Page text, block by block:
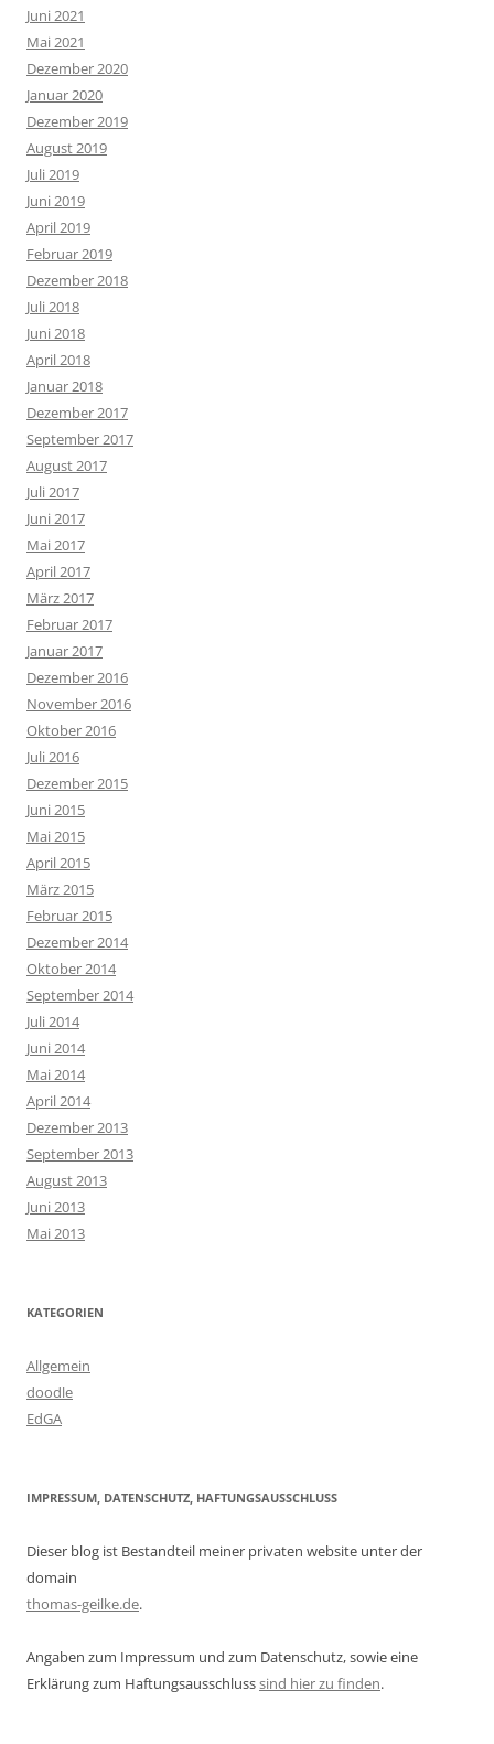
Juni 2021
Mai 2021
Dezember 2020
Januar 2020
Dezember 2019
August 2019
Juli 2019
Juni 2019
April 2019
Februar 2019
Dezember 2018
Juli 2018
Juni 2018
April 2018
Januar 2018
Dezember 2017
September 2017
August 2017
Juli 2017
Juni 2017
Mai 2017
April 2017
März 2017
Februar 2017
Januar 2017
Dezember 2016
November 2016
Oktober 2016
Juli 2016
Dezember 2015
Juni 2015
Mai 2015
April 2015
März 2015
Februar 2015
Dezember 2014
Oktober 2014
September 2014
Juli 2014
Juni 2014
Mai 2014
April 2014
Dezember 2013
September 2013
August 2013
Juni 2013
Mai 2013
KATEGORIEN
Allgemein
doodle
EdGA
IMPRESSUM, DATENSCHUTZ, HAFTUNGSAUSSCHLUSS
Dieser blog ist Bestandteil meiner privaten website unter der
domain
thomas-geilke.de.
Angaben zum Impressum und zum Datenschutz, sowie eine
Erklärung zum Haftungsausschlusssind hier zu finden.